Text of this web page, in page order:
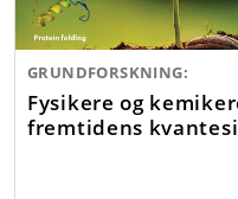
GRUNDFORSKNING:
Fysikere og
fremtidens